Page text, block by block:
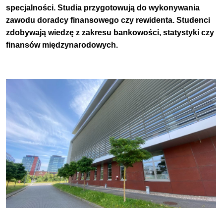
specjalności. Studia przygotowują do wykonywania
zawodu doradcy finansowego czy rewidenta. Studenci
zdobywają wiedzę z zakresu bankowości, statystyki czy
finansów międzynarodowych.